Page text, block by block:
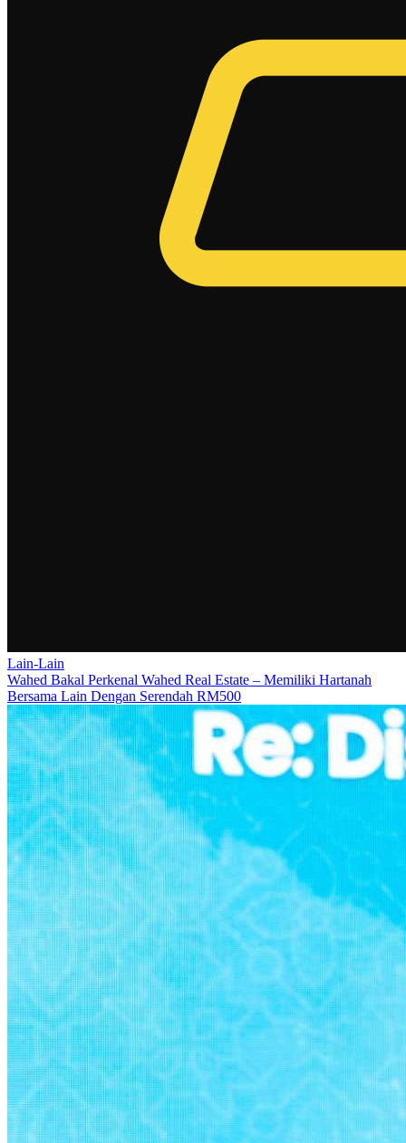
Lain-Lain
Wahed Bakal Perkenal Wahed Real Estate – Memiliki Hartanah
Bersama Lain Dengan Serendah RM500